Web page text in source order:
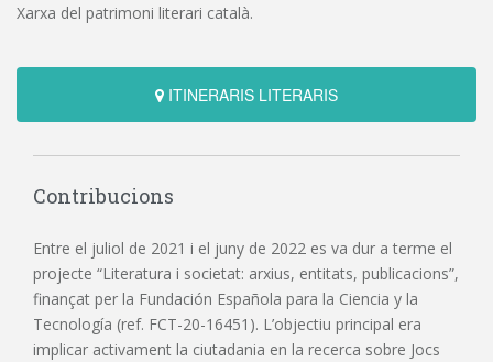
Xarxa del patrimoni literari català.
ITINERARIS LITERARIS
Contribucions
Entre el juliol de 2021 i el juny de 2022 es va dur a terme el
projecte “Literatura i societat: arxius, entitats, publicacions”,
finançat per la Fundación Española para la Ciencia y la
Tecnología (ref. FCT-20-16451). L’objectiu principal era
implicar activament la ciutadania en la recerca sobre Jocs